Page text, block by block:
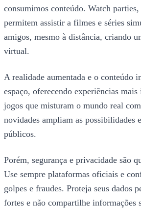
consumimos conteúdo. Watch
permitem assistir a filmes e séries
amigos, mesmo à distância, criando
virtual.
A realidade aumentada e o conteúdo
espaço, oferecendo experiências
jogos que misturam o mundo real
novidades ampliam as possibilidades
públicos.
Porém, segurança e privacidade são
Use sempre plataformas oficiais e
golpes e fraudes. Proteja seus dados
fortes e não compartilhe informações